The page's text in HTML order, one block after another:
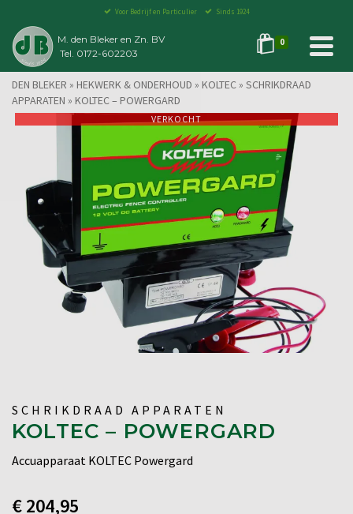
Voor Bedrijf en Particulier Sinds 1924
M. den Bleker en Zn. BV
Tel. 0172-602203
0
DEN BLEKER » HEKWERK & ONDERHOUD » KOLTEC » SCHRIKDRAAD
APPARATEN » KOLTEC – POWERGARD
VERKOCHT
SCHRIKDRAAD APPARATEN
KOLTEC – POWERGARD
Accuapparaat KOLTEC Powergard
€204,95